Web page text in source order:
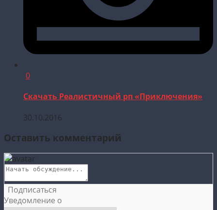
0
Скачать Реалистичный рп «Приключения»
30.10.2016
Оставить комментарий
Подписаться
Уведомление о